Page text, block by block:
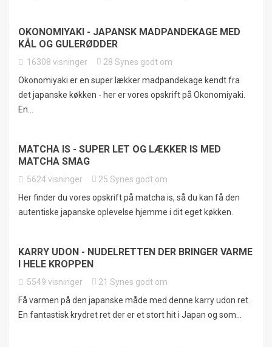
OKONOMIYAKI - JAPANSK MADPANDEKAGE MED
KÅL OG GULERØDDER
16308 visninger 28 Synes godt om
Okonomiyaki er en super lækker madpandekage kendt fra
det japanske køkken - her er vores opskrift på Okonomiyaki.
En...
MATCHA IS - SUPER LET OG LÆKKER IS MED
MATCHA SMAG
5624visninger 25 Synes godt om
Her finder du vores opskrift på matcha is, så du kan få den
autentiske japanske oplevelse hjemme i dit eget køkken.
KARRY UDON - NUDELRETTEN DER BRINGER VARME
I HELE KROPPEN
5549 visninger 21 Synes godt om
Få varmen på den japanske måde med denne karry udon ret.
En fantastisk krydret ret der er et stort hit i Japan og som...